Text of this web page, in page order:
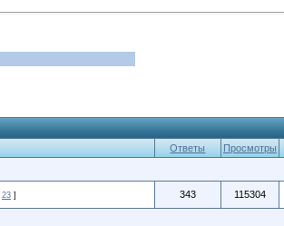
Ответы Просмотры
23] 343 115304